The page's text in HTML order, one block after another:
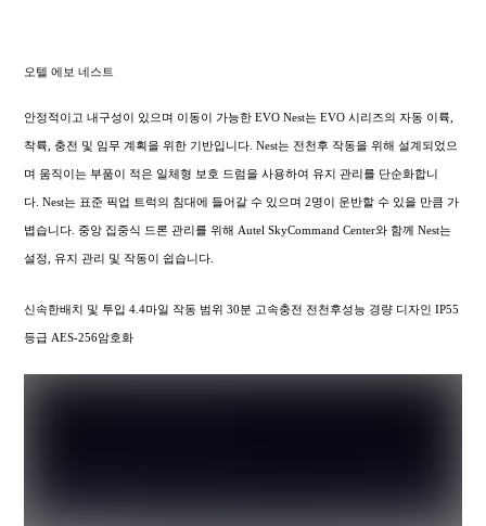
오텔 에보 네스트
안정적이고 내구성이 있으며 이동이 가능한 EVO Nest는 EVO 시리즈의 자동 이륙,
착륙, 충전 및 임무 계획을 위한 기반입니다. Nest는 전천후 작동을 위해 설계되었으
며 움직이는 부품이 적은 일체형 보호 드럼을 사용하여 유지 관리를 단순화합니
다. Nest는 표준 픽업 트럭의 침대에 들어갈 수 있으며 2명이 운반할 수 있을 만큼 가
볍습니다. 중앙 집중식 드론 관리를 위해 Autel SkyCommand Center와 함께 Nest는
설정, 유지 관리 및 작동이 쉽습니다.
신속한배치 및 투입 4.4마일 작동 범위 30분 고속충전 전천후성능 경량 디자인 IP55
등급 AES-256암호화